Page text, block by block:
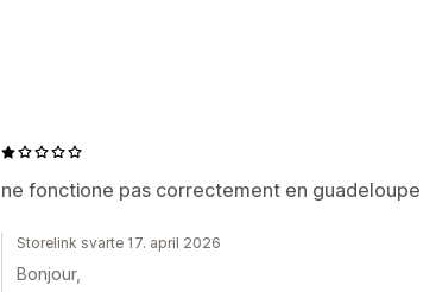
Skattesatser
Registrering
Skatteregistrering
Bekreftelse av skattenummer
EU (VAT)
ne fonctione pas correctement en guadeloupe
Storelink svarte 17. april 2026
Bonjour,